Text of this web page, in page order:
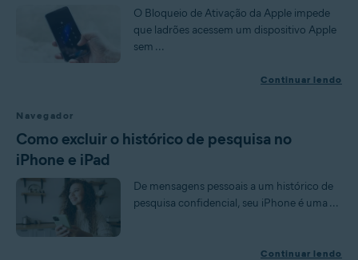
O Bloqueio de Ativação da Apple impede
que ladrões acessem um dispositivo Apple
sem ...
Continuar lendo
Navegador
Como excluir o histórico de pesquisa no
iPhone e iPad
De mensagens pessoais a um histórico de
pesquisa confidencial, seu iPhone é uma ...
Continuar lendo